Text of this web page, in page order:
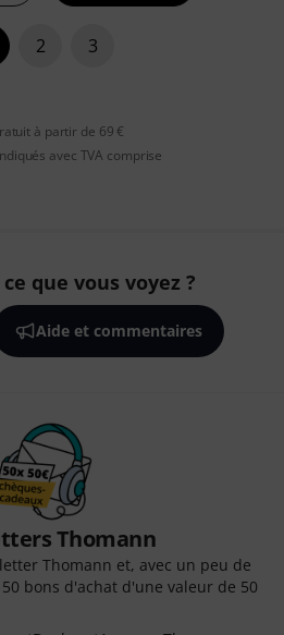
2 3
à partir de 69 €
avec TVA comprise
que vous voyez ?
Aide et commentaires
Thomann
Thomann et, avec un peu de
bons d'achat d'une valeur de 50